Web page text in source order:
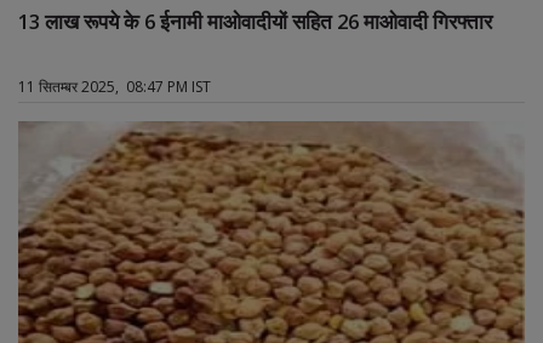
13 लाख रूपये के 6 ईनामी माओवादीयों सहित 26 माओवादी गिरफ्तार
11 सितम्बर 2025, 08:47 PM IST